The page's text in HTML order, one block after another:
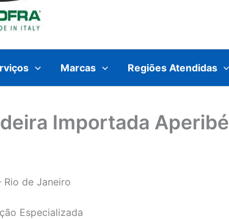
Marcas Regiões Atendidas
Importada Aperibé
Rio de Janeiro
Especializada